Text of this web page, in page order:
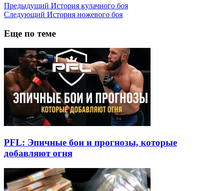
Предыдущий История кулачного боя
Следующий История ножевого боя
Еще по теме
PFL: Эпичные бои и прогнозы, которые
добавляют огня